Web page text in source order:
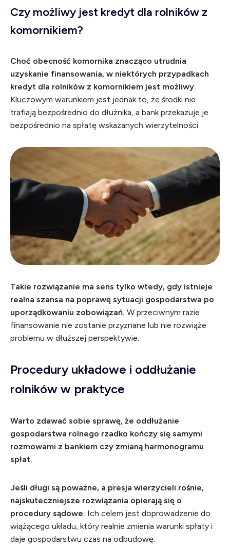
Czy możliwy jest kredyt dla rolników z
komornikiem?
Choć obecność komornika znacząco utrudnia
uzyskanie finansowania, w niektórych przypadkach
kredyt dla rolników z komornikiem jest możliwy.
Kluczowym warunkiem jest jednak to, że środki nie
trafiają bezpośrednio do dłużnika, a bank przekazuje je
bezpośrednio na spłatę wskazanych wierzytelności.
Takie rozwiązanie ma sens tylko wtedy, gdy istnieje
realna szansa na poprawę sytuacji gospodarstwa po
uporządkowaniu zobowiązań. W przeciwnym razie
finansowanie nie zostanie przyznane lub nie rozwiąże
problemu w dłuższej perspektywie.
Procedury układowe i oddłużanie
rolników w praktyce
Warto zdawać sobie sprawę, że oddłużanie
gospodarstwa rolnego rzadko kończy się samymi
rozmowami z bankiem czy zmianą harmonogramu
spłat.
Jeśli długi są poważne, a presja wierzycieli rośnie,
najskuteczniejsze rozwiązania opierają się o
procedury sądowe. Ich celem jest doprowadzenie do
wiążącego układu, który realnie zmienia warunki spłaty i
daje gospodarstwu czas na odbudowę.